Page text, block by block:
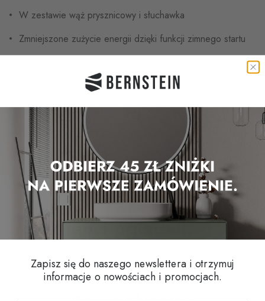
W zestawie wąż prysznicowy i słuchawka
Zmniejszone zużycie energii dzięki funkcji zimnego startu
Trwała głowica ceramiczna marki Citec
Łatwa zmiana odbiorników za pomocą przycisków
Złącza DIN 1/2"
Łatwy montaż
Inni klienci oglądali
Zapisz się do naszego newslettera i otrzymuj
informacje o nowościach i promocjach.